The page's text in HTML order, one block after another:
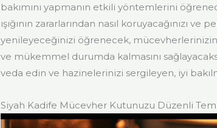
bakımını yapmanın etkili yöntemlerini
ışığının zararlarından nasıl koruyacağınızı
yenileyeceğinizi öğrenecek,
ve mükemmel durumda kalmasını
veda edin ve hazinelerinizi sergileyen, iyi
Siyah Kadife Mücevher Kutunuzu Düzenli